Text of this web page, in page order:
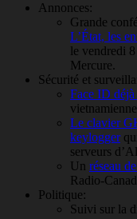
Annonces:
Grande
L’État, les
le vendredi
Mercure.
Sécurité et
Face ID déjà
Le clavier
keylogger
serveurs
Un réseau
Radio-
Politique:
Suivi sur la